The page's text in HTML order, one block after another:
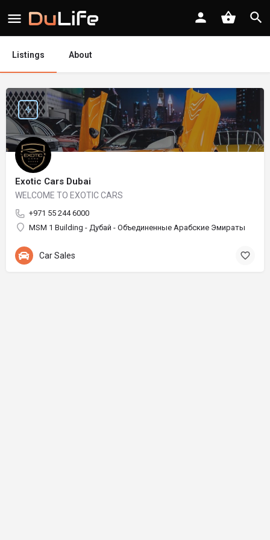
Listings About
Exotic Cars Dubai
WELCOME TO EXOTIC CARS
+971 55 244 6000
MSM 1 Building - Дубай - Объединенные Арабские Эмираты
Car Sales